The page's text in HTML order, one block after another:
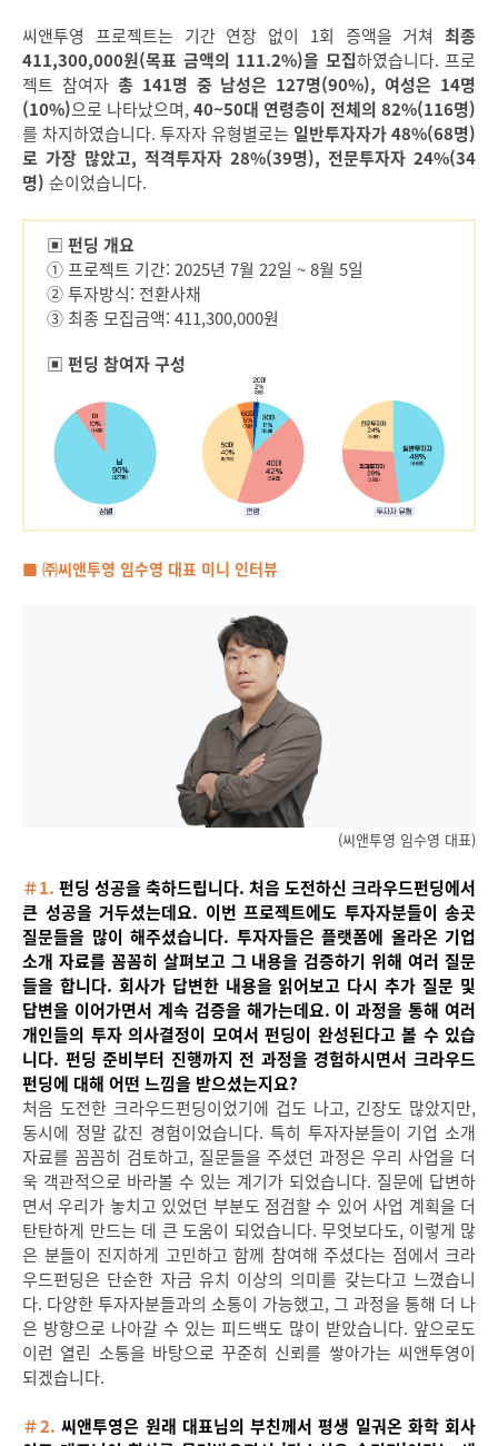
씨앤투영 프로젝트는 기간 연장 없이 1회 증액을 거쳐 최종
411,300,000원(목표 금액의 111.2%)을 모집하였습니다. 프로
젝트 참여자 총 141명 중 남성은 127명(90%), 여성은 14명
(10%)으로 나타났으며,40~50대 연령층이 전체의 82%(116명)
를 차지하였습니다. 투자자 유형별로는 일반투자자가 48%(68명)
로 가장 많았고, 적격투자자 28%(39명), 전문투자자 24%(34
명) 순이었습니다.
▣ 펀딩 개요
① 프로젝트 기간: 2025년 7월 22일 ~ 8월 5일
② 투자방식: 전환사채
③ 최종 모집금액: 411,300,000원
▣ 펀딩 참여자 구성
■ ㈜씨앤투영 임수영 대표 미니 인터뷰
(씨앤투영 임수영 대표)
＃1. 펀딩 성공을 축하드립니다. 처음 도전하신 크라우드펀딩에서
큰 성공을 거두셨는데요. 이번 프로젝트에도 투자자분들이 송곳
질문들을 많이 해주셨습니다. 투자자들은 플랫폼에 올라온 기업
소개 자료를 꼼꼼히 살펴보고 그 내용을 검증하기 위해 여러 질문
들을 합니다. 회사가 답변한 내용을 읽어보고 다시 추가 질문 및
답변을 이어가면서 계속 검증을 해가는데요. 이 과정을 통해 여러
개인들의 투자 의사결정이 모여서 펀딩이 완성된다고 볼 수 있습
니다. 펀딩 준비부터 진행까지 전 과정을 경험하시면서 크라우드
펀딩에 대해 어떤 느낌을 받으셨는지요?
처음 도전한 크라우드펀딩이었기에 겁도 나고, 긴장도 많았지만,
동시에 정말 값진 경험이었습니다. 특히 투자자분들이 기업 소개
자료를 꼼꼼히 검토하고, 질문들을 주셨던 과정은 우리 사업을 더
욱 객관적으로 바라볼 수 있는 계기가 되었습니다. 질문에 답변하
면서 우리가 놓치고 있었던 부분도 점검할 수 있어 사업 계획을 더
탄탄하게 만드는 데 큰 도움이 되었습니다. 무엇보다도, 이렇게 많
은 분들이 진지하게 고민하고 함께 참여해 주셨다는 점에서 크라
우드펀딩은 단순한 자금 유치 이상의 의미를 갖는다고 느꼈습니
다. 다양한 투자자분들과의 소통이 가능했고, 그 과정을 통해 더 나
은 방향으로 나아갈 수 있는 피드백도 많이 받았습니다. 앞으로도
이런 열린 소통을 바탕으로 꾸준히 신뢰를 쌓아가는 씨앤투영이
되겠습니다.
＃2. 씨앤투영은 원래 대표님의 부친께서 평생 일궈온 화학 회사